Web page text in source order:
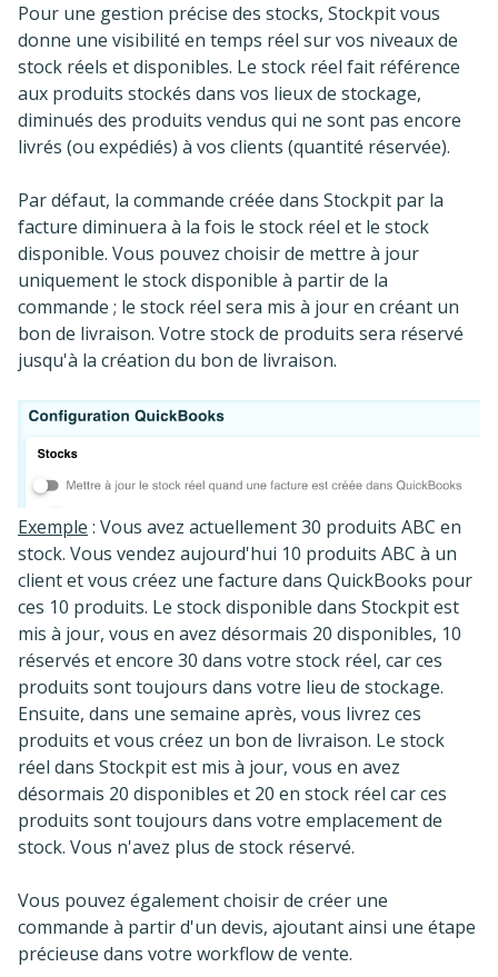
Pour une gestion précise des stocks, Stockpit vous
donne une visibilité en temps réel sur vos niveaux de
stock réels et disponibles. Le stock réel fait référence
aux produits stockés dans vos lieux de stockage,
diminués des produits vendus qui ne sont pas encore
livrés (ou expédiés) à vos clients (quantité réservée).
Par défaut, la commande créée dans Stockpit par la
facture diminuera à la fois le stock réel et le stock
disponible. Vous pouvez choisir de mettre à jour
uniquement le stock disponible à partir de la
commande ; le stock réel sera mis à jour en créant un
bon de livraison. Votre stock de produits sera réservé
jusqu'à la création du bon de livraison.
Exemple : Vous avez actuellement 30 produits ABC en
stock. Vous vendez aujourd'hui 10 produits ABC à un
client et vous créez une facture dans QuickBooks pour
ces 10 produits. Le stock disponible dans Stockpit est
mis à jour, vous en avez désormais 20 disponibles, 10
réservés et encore 30 dans votre stock réel, car ces
produits sont toujours dans votre lieu de stockage.
Ensuite, dans une semaine après, vous livrez ces
produits et vous créez un bon de livraison. Le stock
réel dans Stockpit est mis à jour, vous en avez
désormais 20 disponibles et 20 en stock réel car ces
produits sont toujours dans votre emplacement de
stock. Vous n'avez plus de stock réservé.
Vous pouvez également choisir de créer une
commande à partir d'un devis, ajoutant ainsi une étape
précieuse dans votre workflow de vente.